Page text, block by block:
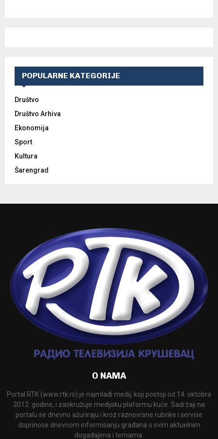
POPULARNE KATEGORIJE
Društvo
Društvo Arhiva
Ekonomija
Sport
Kultura
Šarengrad
O NAMA
Portal RTK (www.rtk.rs) je najmlađi medij, koji postoji od 14. oktobra
2012. godine, i zaokružuje medijsku plaformu kuće. Sadržaji na
portalu se dnevno ažuriraju i kroz raznovrsne rubrike i servise
doprinose dnevnom informisanju građana o svim aktuelnim
događajima i temama.